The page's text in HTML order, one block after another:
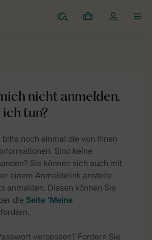
Campingplätze
Meine
Dropdown-